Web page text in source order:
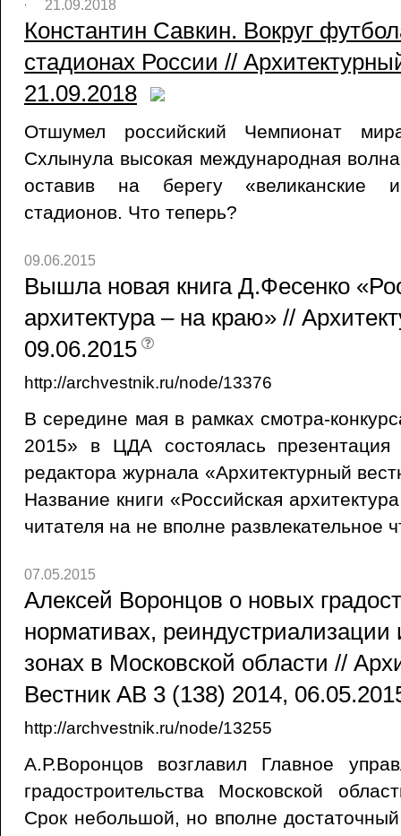
21.09.2018
Константин Савкин. Вокруг
стадионах России //
21.09.2018
Отшумел российский Чемпионат
Схлынула высокая международная
оставив на берегу «великанские
стадионов. Что теперь?
09.06.2015
Вышла новая книга Д.Фесенко
архитектура – на краю» //
09.06.2015
http://archvestnik.ru/node/13376
В середине мая в рамках смотра-
2015» в ЦДА состоялась презентация
редактора журнала «Архитектурный
Название книги «Российская
читателя на не вполне развлекательное
07.05.2015
Алексей Воронцов о новых
нормативах,
зонах в Московской области //
Вестник АВ 3 (138) 2014,
http://archvestnik.ru/node/13255
А.Р.Воронцов возглавил Главное
градостроительства Московской
Срок небольшой, но вполне